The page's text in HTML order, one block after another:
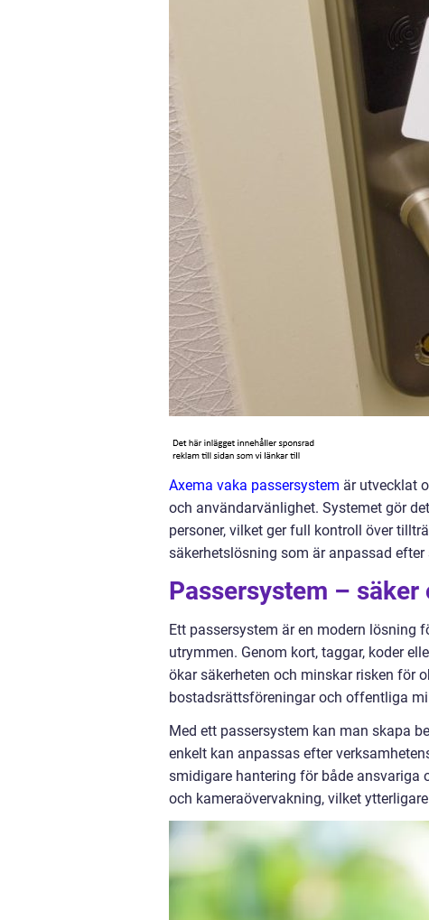
Axema vaka passersystem är utvecklat
och användarvänlighet. Systemet gör
personer, vilket ger full kontroll över
säkerhetslösning som är anpassad
Passersystem –
Ett passersystem är en modern lösning
utrymmen. Genom kort, taggar, koder
ökar säkerheten och minskar risken för
bostadsrättsföreningar och offentliga
Med ett passersystem kan man skapa
enkelt kan anpassas efter
smidigare hantering för både ansvariga
och kameraövervakning, vilket